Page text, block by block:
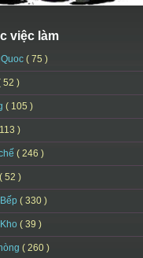
việc làm
( 75 )
52 )
( 105 )
)
( 246 )
( 52 )
( 330 )
( 39 )
( 260 )